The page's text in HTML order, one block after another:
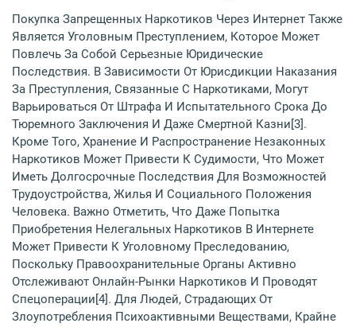
Покупка Запрещенных Наркотиков Через Интернет Также
Является Уголовным Преступлением, Которое Может
Повлечь За Собой Серьезные Юридические
Последствия. В Зависимости От Юрисдикции Наказания
За Преступления, Связанные С Наркотиками, Могут
Варьироваться От Штрафа И Испытательного Срока До
Тюремного Заключения И Даже Смертной Казни[3].
Кроме Того, Хранение И Распространение Незаконных
Наркотиков Может Привести К Судимости, Что Может
Иметь Долгосрочные Последствия Для Возможностей
Трудоустройства, Жилья И Социального Положения
Человека. Важно Отметить, Что Даже Попытка
Приобретения Нелегальных Наркотиков В Интернете
Может Привести К Уголовному Преследованию,
Поскольку Правоохранительные Органы Активно
Отслеживают Онлайн-Рынки Наркотиков И Проводят
Спецоперации[4]. Для Людей, Страдающих От
Злоупотребления Психоактивными Веществами, Крайне